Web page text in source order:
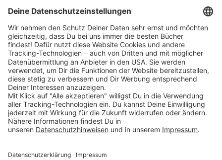
Partnerprogramm (Affiliate)
Folge uns auf
* Versandkostenfrei ab 9,00 € Bestellwert innerhalb
Deutschlands
** Lieferzeit 1-3 Werktage innerhalb Deutschlands
Thienemann-Esslinger Verlag GmbH, Blumenstraße 36, D-70182